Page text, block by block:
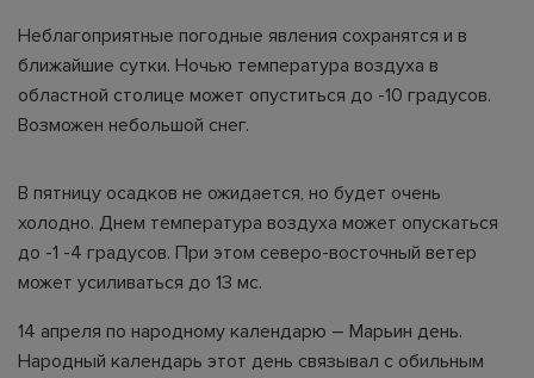
Неблагоприятные погодные явления сохранятся и в
ближайшие сутки. Ночью температура воздуха в
областной столице может опуститься до -10 градусов.
Возможен небольшой снег.
В пятницу осадков не ожидается, но будет очень
холодно. Днем температура воздуха может опускаться
до -1 -4 градусов. При этом северо-восточный ветер
может усиливаться до 13 мс.
14 апреля по народному календарю – Марьин день.
Народный календарь этот день связывал с обильным